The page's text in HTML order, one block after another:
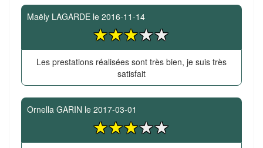
Maëly LAGARDE le 2016-11-14
Les prestations réalisées sont très bien, je suis très
satisfait
Ornella GARIN le 2017-03-01